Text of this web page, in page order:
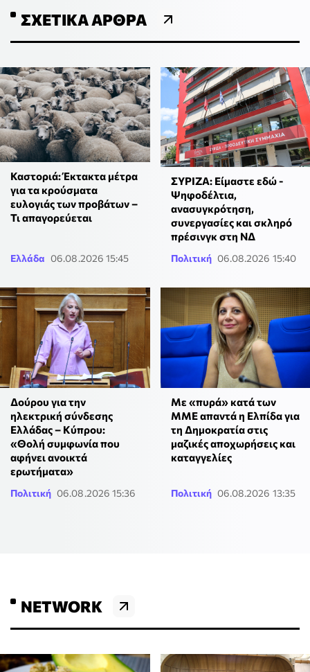
ΣΧΕΤΙΚΆ ΆΡΘΡΑ
Καστοριά: Έκτακτα μέτρα
για τα κρούσματα
ευλογιάς των προβάτων –
Τι απαγορεύεται
Ελλάδα 06.08.2026 15:45
ΣΥΡΙΖΑ: Είμαστε εδώ -
Ψηφοδέλτια,
ανασυγκρότηση,
συνεργασίες και σκληρό
πρέσινγκ στη ΝΔ
Πολιτική 06.08.2026 15:40
Δούρου για την
ηλεκτρική σύνδεσης
Ελλάδας – Κύπρου:
«Θολή συμφωνία που
αφήνει ανοικτά
ερωτήματα»
Πολιτική 06.08.2026 15:36
Με «πυρά» κατά των
ΜΜΕ απαντά η Ελπίδα για
τη Δημοκρατία στις
μαζικές αποχωρήσεις και
καταγγελίες
Πολιτική 06.08.2026 13:35
NETWORK